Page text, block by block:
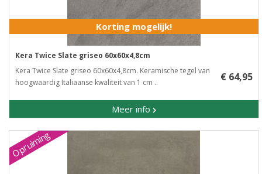
Korting mogelijk!
Kera Twice Slate griseo 60x60x4,8cm
Kera Twice Slate griseo 60x60x4,8cm. Keramische tegel van
hoogwaardig Italiaanse kwaliteit van 1 cm ..
Meer info
€ 64,95
Opruiming